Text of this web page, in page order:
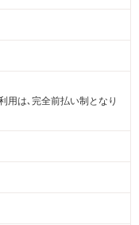
用は､完全前払い制となり